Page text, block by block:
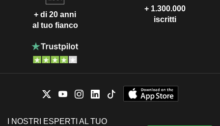
+ di 20 anni
al tuo fianco
+ 1.300.000
iscritti
I NOSTRI ESPERTI AL TUO